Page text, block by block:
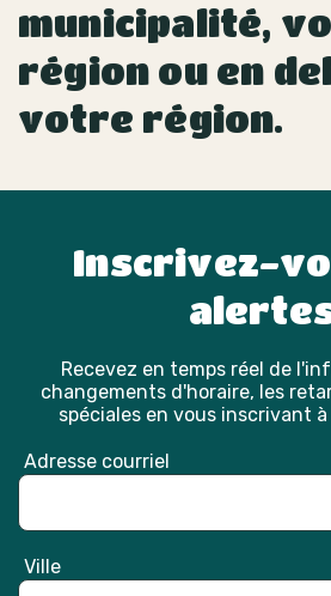
municipalité,
région ou en
votre région.
Inscrivez-
Recevez en temps réel de
changements d'horaire, les
spéciales en vous inscrivant
Adresse courriel
Ville